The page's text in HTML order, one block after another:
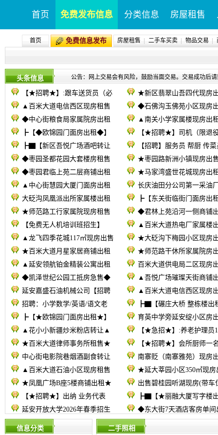
首页 免费发布信息 分类信息 房屋租售
首页 免费信息发布 房屋租售 二手车买卖 物品交易
头条信息 公告：网上交易会有风险，鼓励当面交易。交易成功后
【★招聘★】:跟车送货员（必
★新区翡翠山吾四代现房
▲百米大道电信西区现房租售
◆石佛沟玉佛苑小区现房
◆中心街粮食局家属院房出租
▲南关小学家属楼现房出
┣【◆欧锦园门面房出租◆】
【★招聘★】司机（限退
┣▇【新区吾悦广场酒吧转让
【招聘】服务员 帮厨 传菜
◆枣园圣都花园大套楼房租售
★枣园路新洲小镇现房出
◆枣园君临上苑二层商铺出租
★马家湾盛世花城现房出
▲中心街慧园大厦门面房出租
长庆油田分公司第一采油
大砭沟凤凰派出所家属楼出租
┣【东关街临街门面房出
★师范路工行家属院现房租售
◆君林上苑沿河一侧商铺
【免费无人机培训班招生】
▲百米大道热电厂家属楼
▲龙飞四季花城117㎡现房出售
★大砭沟下梅园小区现房
★百米大道月星家居商铺出租
★师范路干休所家属院房
▲延安领航铂金精装公寓出租
百米大道供电局二区现房
◆凯泽世纪公园工抵房急售◆
▲吾悦广场璀璨天街商铺
延安嘉盛石油机械公司【招聘
▲百米大道电信西区现房
招聘：小学数学/英语/语文老
┣▇【碾庄大桥 整栋楼出
┣【★欧锦园门面房出租★】
育英中学旁延安绽小区房
▲花小小新疆炒米粉店转让▲
【★急招★】:养老护理员
★百米大道律师事务所租售★
【★招聘★】会所厨师一
中心街电影院巷烟酒副食转让
南寨贬（南寨雅苑）现房
▲百米大道石油小区现房租售
★延大莘园小区350㎡现房
★凤凰广场B座5楼商铺出租★
出售碧桂园听湖现房(带车
【★招聘★】出纳 业务代表
┣▇【★丽融大厦写字楼
延安开放大学2026年春季招生
◆东大街7天酒店客房单间
信息分类 二手照相